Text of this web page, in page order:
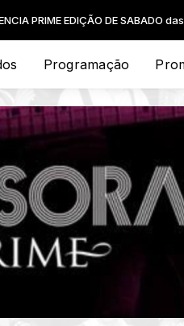
DE SABADO das 00:00 às 23:59 -
Programação